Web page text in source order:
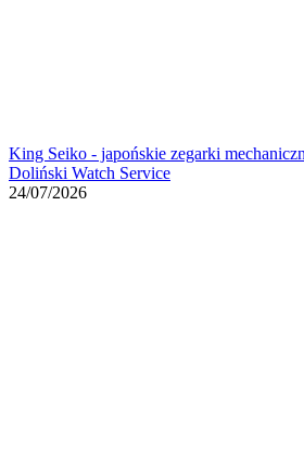
King Seiko - japońskie zegarki
Doliński Watch Service
24/07/2026